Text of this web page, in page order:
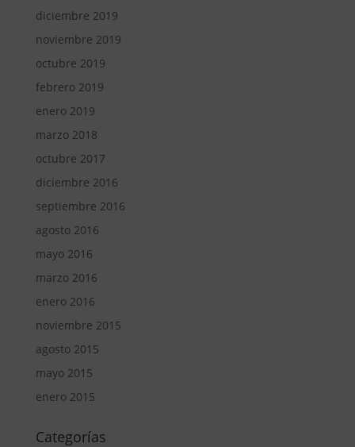
diciembre 2019
noviembre 2019
octubre 2019
febrero 2019
enero 2019
marzo 2018
octubre 2017
diciembre 2016
septiembre 2016
agosto 2016
mayo 2016
marzo 2016
enero 2016
noviembre 2015
agosto 2015
mayo 2015
enero 2015
Categorías